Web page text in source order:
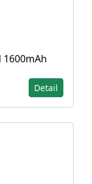
1600mAh
Detail